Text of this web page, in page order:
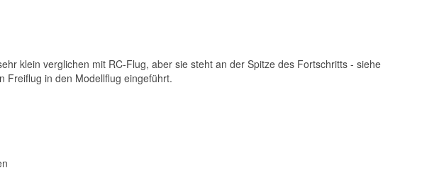
klein verglichen mit RC-Flug, aber sie steht an der Spitze des Fortschritts - siehe
Freiflug in den Modellflug eingeführt.